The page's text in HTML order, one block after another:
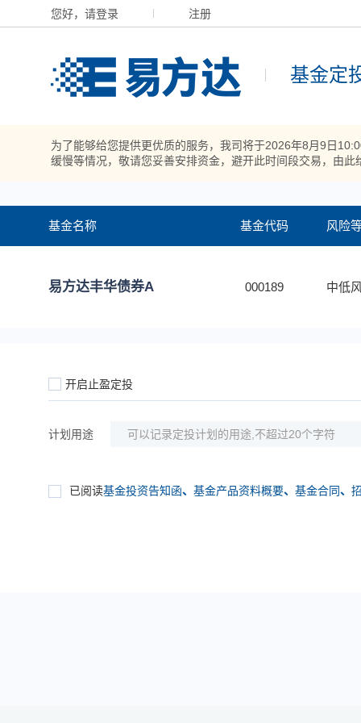
您好，请登录 注册
基金定
为了能够给您提供更优质的服务，我司将于2026年8月9日
缓慢等情况，敬请您妥善安排资金，避开此时间段交易，由此
基金名称 基金代码 风险
易方达丰华债券A 000189 中低
开启止盈定投
计划用途
已阅读基金投资告知函、 基金产品资料概要、 基金合同、